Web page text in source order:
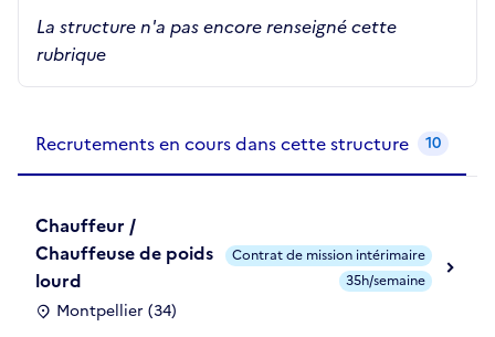
La structure n'a pas encore renseigné cette
rubrique
Recrutements en cours dans cette structure 10
Chauffeur /
Chauffeuse de poids
lourd
Montpellier (34)
Contrat de mission intérimaire
35h/semaine